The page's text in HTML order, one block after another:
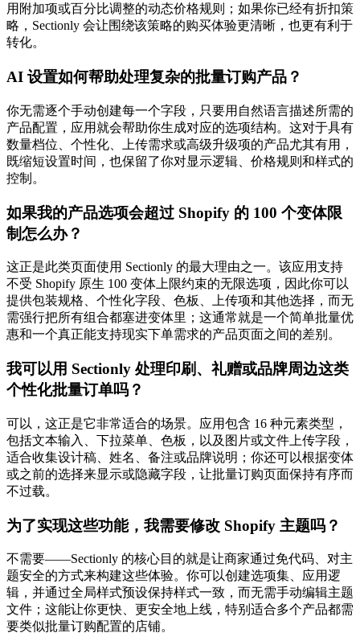
用附加项或百分比调整的动态价格规则；如果你已经有折扣策
略，Sectionly 会让围绕该策略的购买体验更清晰，也更有利于
转化。
AI 设置如何帮助处理复杂的批量订购产品？
你无需逐个手动创建每一个字段，只要用自然语言描述所需的
产品配置，应用就会帮助你生成对应的选项结构。这对于具有
数量档位、个性化、上传需求或高级升级项的产品尤其有用，
既缩短设置时间，也保留了你对显示逻辑、价格规则和样式的
控制。
如果我的产品选项会超过 Shopify 的 100 个变体限
制怎么办？
这正是此类页面使用 Sectionly 的最大理由之一。该应用支持
不受 Shopify 原生 100 变体上限约束的无限选项，因此你可以
提供包装规格、个性化字段、色板、上传项和其他选择，而无
需强行把所有组合都塞进变体里；这通常就是一个简单批量优
惠和一个真正能支持现实下单需求的产品页面之间的差别。
我可以用 Sectionly 处理印刷、礼赠或品牌周边这类
个性化批量订单吗？
可以，这正是它非常适合的场景。应用包含 16 种元素类型，
包括文本输入、下拉菜单、色板，以及图片或文件上传字段，
适合收集设计稿、姓名、备注或品牌说明；你还可以根据变体
或之前的选择来显示或隐藏字段，让批量订购页面保持有序而
不过载。
为了实现这些功能，我需要修改 Shopify 主题吗？
不需要——Sectionly 的核心目的就是让商家通过免代码、对主
题安全的方式来构建这些体验。你可以创建选项集、应用逻
辑，并通过全局样式预设保持样式一致，而无需手动编辑主题
文件；这能让你更快、更安全地上线，特别适合多个产品都需
要类似批量订购配置的店铺。